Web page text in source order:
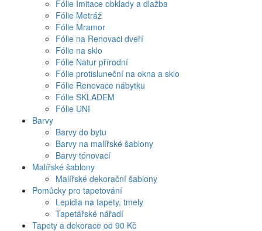
Fólie Imitace obklady a dlažba
Fólie Metráž
Fólie Mramor
Fólie na Renovaci dveří
Fólie na sklo
Fólie Natur přírodní
Fólie protisluneční na okna a sklo
Fólie Renovace nábytku
Fólie SKLADEM
Fólie UNI
Barvy
Barvy do bytu
Barvy na malířské šablony
Barvy tónovací
Malířské šablony
Malířské dekorační šablony
Pomůcky pro tapetování
Lepidla na tapety, tmely
Tapetářské nářadí
Tapety a dekorace od 90 Kč